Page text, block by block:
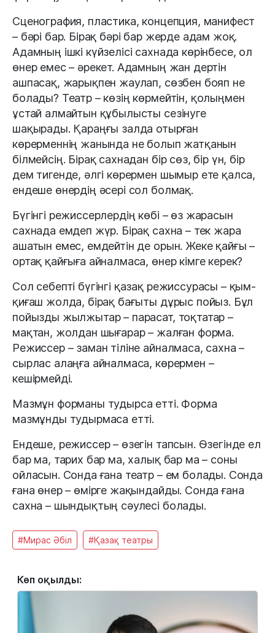
Сценография, пластика, концепция, манифест
– бәрі бар. Бірақ бәрі бар жерде адам жоқ.
Адамның ішкі күйзелісі сахнада көрінбесе, ол
өнер емес – әрекет. Адамның жан дертін
ашпасақ, жарықпен жаулап, сөзбен бояп не
болады? Театр – көзің көрмейтін, қолыңмен
ұстай алмайтын құбылысты сезінуге
шақырады. Қараңғы залда отырған
көрерменнің жанында не болып жатқанын
білмейсің. Бірақ сахнадан бір сөз, бір үн, бір
дем тигенде, әлгі көрермен шымыр ете қалса,
ендеше өнердің әсері сол болмақ.
Бүгінгі режиссерлердің көбі – өз жарасын
сахнада емдеп жүр. Бірақ сахна – тек жара
ашатын емес, емдейтін де орын. Жеке қайғы –
ортақ қайғыға айналмаса, өнер кімге керек?
Сол себепті бүгінгі қазақ режиссурасы – қым-
қиғаш жолда, бірақ бағыты дұрыс пойыз. Бұл
пойызды жылжытар – парасат, тоқтатар –
мақтан, жолдан шығарар – жалған форма.
Режиссер – заман тіліне айналмаса, сахна –
сырлас алаңға айналмаса, көрермен –
кешірмейді.
Мазмұн форманы тудырса етті. Форма
мазмұнды тудырмаса етті.
Ендеше, режиссер – өзегін тапсын. Өзегінде ел
бар ма, тарих бар ма, халық бар ма – соны
ойласын. Сонда ғана театр – ем болады. Сонда
ғана өнер – өмірге жақындайды. Сонда ғана
сахна – шындықтың сәулесі болады.
#Мирас Әбіл #Қазақ театры
Көп оқылды: